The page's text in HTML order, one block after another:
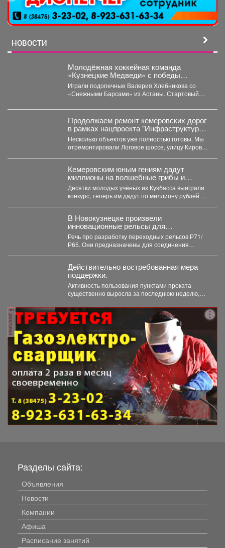
НОВОСТИ
Молодёжная хоккейная команда
«Кузнецкие Медведи» с победы
стартовала на предсезонном турнире в
Омске.
Играли подопечные Валерия Хлебникова со
«Снежными Барсами» из Астаны. Стартовый
Продолжаем ремонт кемеровских дорог
в рамках нацпроекта "Инфраструктура
для жизни"
Несколько объектов уже полностью готовы. Мы
отремонтировали Логовое шоссе, улицу Кирова
Кемеровским юным гениям дадут
миллионы на волшебные грибы и
чудных птиц
Десятки молодых учёных из Кузбасса выиграли
конкурс, теперь им дадут по миллиону рублей на
В Новокузнецке произвели
инновационные рельсы для
тяжеловесного движения
Речь про разработку переходных рельсов Р71/
Р65. Они предназначены для соединения
Действительно востребованная мера
поддержки.
Активность пользования пунктами проката
существенно выросла за последнюю неделю,
реклама
Разделы сайта:
Объявления
Новости
Компании
Афиша
Расписание занятий